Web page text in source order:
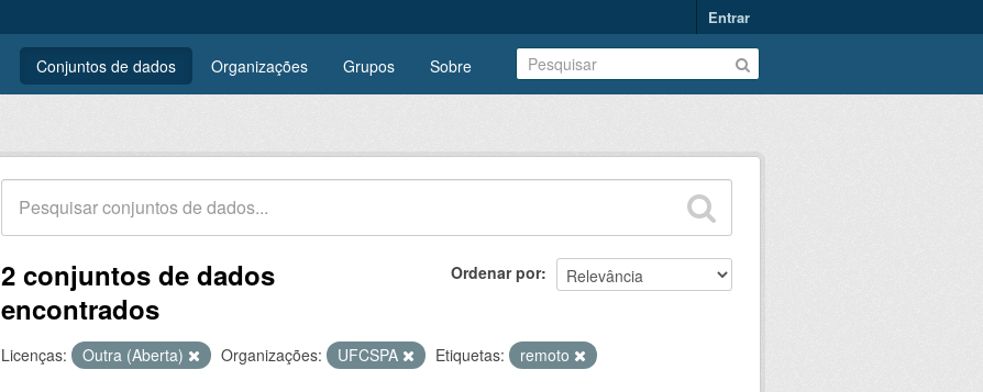
Entrar
Conjuntos de dados Organizações Grupos Sobre
Ordenar por
2 conjuntos de dados
encontrados
Licenças: Outra (Aberta) Organizações: UFCSPA Etiquetas: remoto